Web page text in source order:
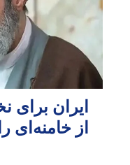
ایران برای
از خامنه‌ای